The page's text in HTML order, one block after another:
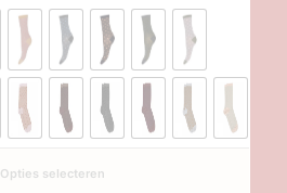
Opties selecteren